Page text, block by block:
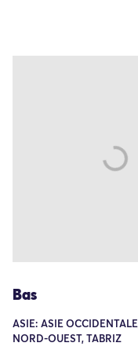
Bas
ASIE: ASIE
NORD-OUEST, TABRIZ